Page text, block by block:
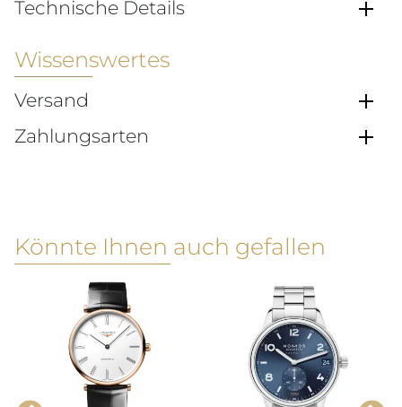
Technische Details
Wissenswertes
Versand
Zahlungsarten
Könnte Ihnen auch gefallen